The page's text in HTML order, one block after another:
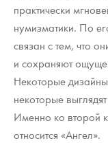
практически
нумизматики. По
связан с тем, что
и сохраняют
Некоторые
некоторые
Именно ко второй
относится «Ангел».